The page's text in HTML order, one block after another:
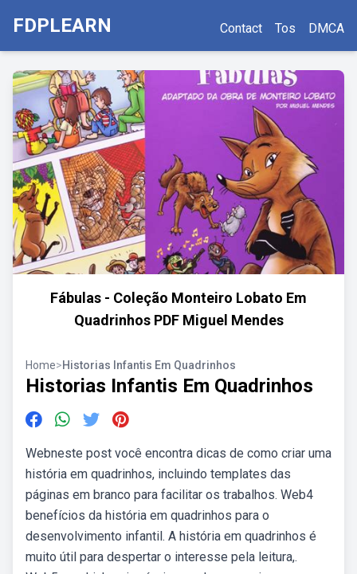
FDPLEARN Contact Tos DMCA
Fábulas - Coleção Monteiro Lobato Em
Quadrinhos PDF Miguel Mendes
Home>Historias Infantis Em Quadrinhos
Historias Infantis Em Quadrinhos
Webneste post você encontra dicas de como criar uma
história em quadrinhos, incluindo templates das
páginas em branco para facilitar os trabalhos. Web4
benefícios da história em quadrinhos para o
desenvolvimento infantil. A história em quadrinhos é
muito útil para despertar o interesse pela leitura,.